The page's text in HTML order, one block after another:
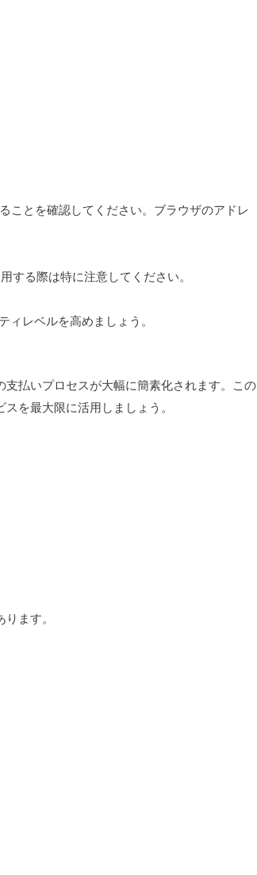
ことを確認してください。ブラウザのアドレ
する際は特に注意してください。
レベルを高めましょう。
払いプロセスが大幅に簡素化されます。この
を最大限に活用しましょう。
ます。